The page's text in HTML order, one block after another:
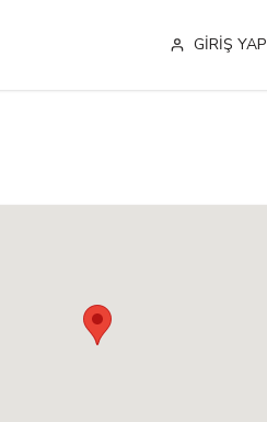
GİRİŞ YAP